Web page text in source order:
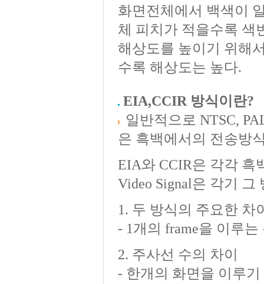
화면전체에서 백색이
체 피치가 적을수록 색
해상도를 높이기 위해
수록 해상도는 높다.
EIA,CCIR 방식이란?
일반적으로 NTSC,
은 흑백에서의 전송방
EIA와 CCIR은 각각 흑
Video Signal은 각기 그
1. 두 방식의 주요한 차
- 1개의 frame을 이루
2. 주사선 수의 차이
- 한개의 화면을 이루